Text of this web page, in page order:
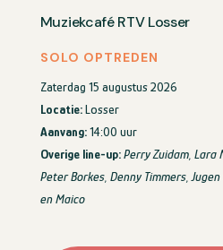
Muziekcafé RTV Losser
SOLO OPTREDEN
Zaterdag 15 augustus 2026
Locatie:Losser
Aanvang:14:00 uur
Overige line-up: Perry Zuidam, Lara
Peter Borkes, Denny Timmers,
en Maico